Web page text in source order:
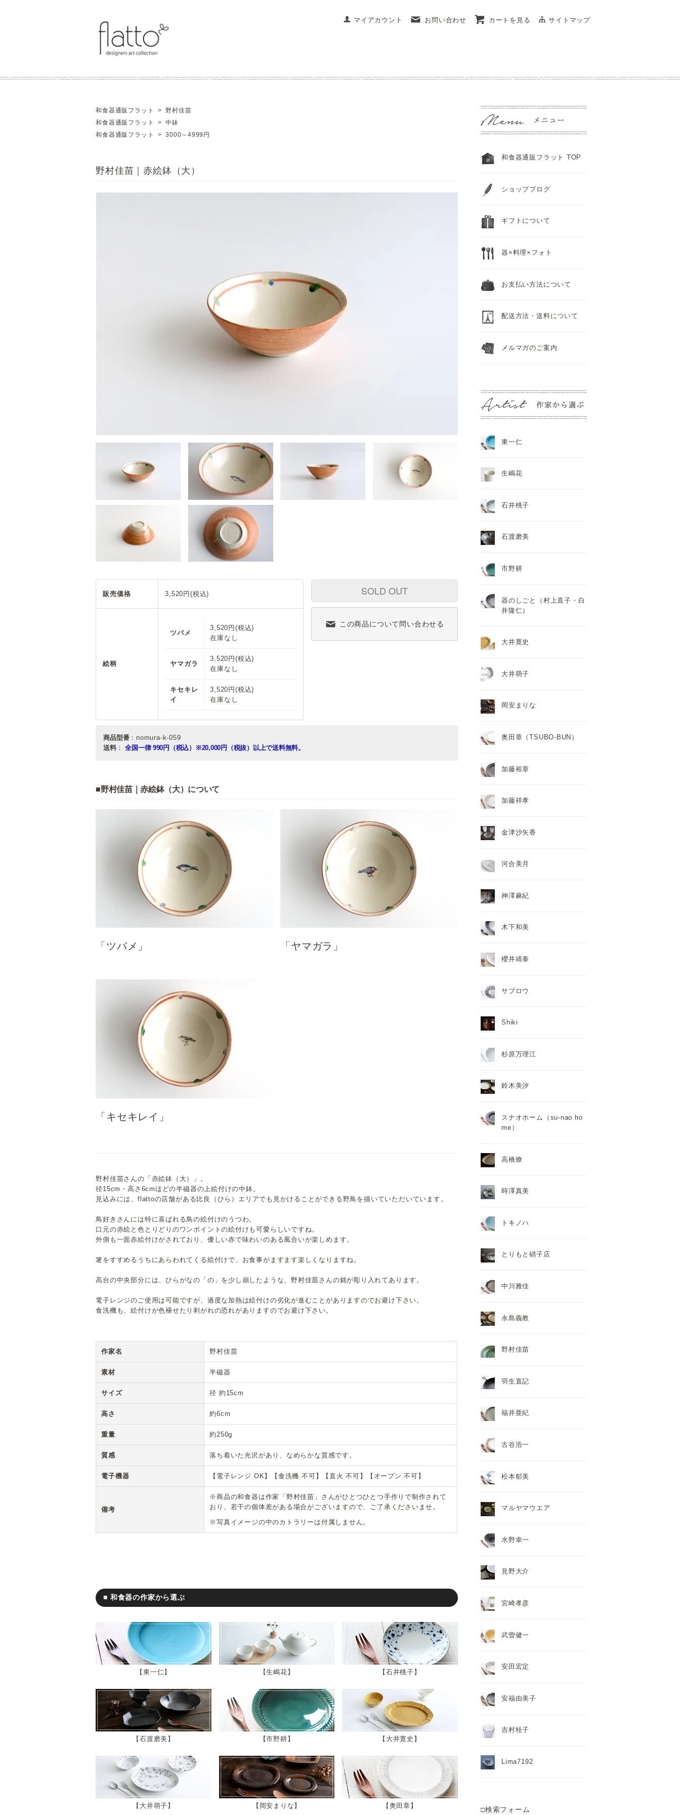
マイアカウント お問い合わせ カートを見る サイトマップ
和食器通販フラット >野村佳苗
和食器通販フラット
>中鉢
和食器通販フラット
>3000～4999円
野村佳苗｜赤絵鉢（大）
販売価格 3,520円(税込)
絵柄
ツバメ
3,520円(税込)
在庫なし
ヤマガラ
3,520円(税込)
在庫なし
キセキレ
イ
3,520円(税込)
在庫なし
SOLD OUT
この商品について問い合わせる
商品型番：nomura-k-059
送料： 全国一律 990円（税込） ※20,000円（税抜）以上で送料無料。
■野村佳苗｜赤絵鉢（大）について
「ツバメ」 「ヤマガラ」
「キセキレイ」
野村佳苗さんの「赤絵鉢（大）」。
径15cm・高さ6cmほどの半磁器の上絵付けの中鉢。
見込みには、flattoの店舗がある比良（ひら）エリアでも見かけることができる野鳥を描いていただいています。
鳥好きさんには特に喜ばれる鳥の絵付けのうつわ。
口元の赤絵と色とりどりのワンポイントの絵付けも可愛らしいですね。
外側も一面赤絵付けがされており、優しい赤で味わいのある風合いが楽しめます。
箸をすすめるうちにあらわれてくる絵付けで、お食事がますます楽しくなりますね。
高台の中央部分には、ひらがなの「の」を少し崩したような、野村佳苗さんの銘が彫り入れてあります。
電子レンジのご使用は可能ですが、過度な加熱は絵付けの劣化が進むことがありますのでお避け下さい。
食洗機も、絵付けが色褪せたり剥がれの恐れがありますのでお避け下さい。
作家名 野村佳苗
素材 半磁器
サイズ 径 約15cm
高さ 約6cm
重量 約250g
質感 落ち着いた光沢があり、なめらかな質感です。
電子機器 【電子レンジ OK】【食洗機 不可】【直火 不可】【オーブン 不可】
備考
※商品の和食器は作家「野村佳苗」さんがひとつひとつ手作りで制作されて
おり、若干の個体差がある場合がございますので、ご了承くださいませ。
※写真イメージの中のカトラリーは付属しません。
■ 和食器の作家から選ぶ
東一仁 生嶋花 石井桃子
石渡磨美 市野耕 大井寛史
大井萌子 岡安まりな 奥田章
和食器通販フラット TOP
ショップブログ
ギフトについて
器×料理×フォト
お支払い方法について
配送方法・送料について
メルマガのご案内
東一仁
生嶋花
石井桃子
石渡磨美
市野耕
器のしごと（村上直子・白
井隆仁）
大井寛史
大井萌子
岡安まりな
奥田章（TSUBO-BUN）
加藤裕章
加藤祥孝
金津沙矢香
河合美月
神澤麻紀
木下和美
櫻井靖泰
サブロウ
Shiki
杉原万理江
鈴木美汐
スナオホーム（su-nao ho
me）
高橋燎
時澤真美
トキノハ
とりもと硝子店
中川雅佳
永島義教
野村佳苗
羽生直記
福井亜紀
古谷浩一
松本郁美
マルヤマウエア
水野幸一
見野大介
宮崎孝彦
武曽健一
安田宏定
安福由美子
吉村桂子
Lima7192
□検索フォーム